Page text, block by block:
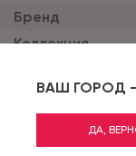
ВАШ ГОРОД
ДА,
Бренд
Коллекция
Толщина
я (мм)
Ширина рулона